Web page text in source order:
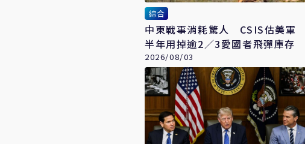
綜合
中東戰事消耗驚人 CSIS估美軍
半年用掉逾2／3愛國者飛彈庫存
2026/08/03